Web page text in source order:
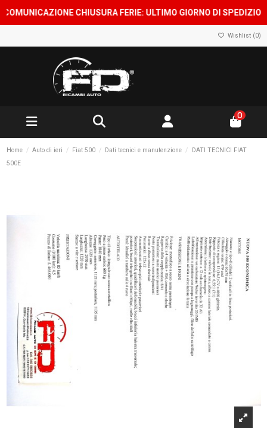
CHIUSURA FERIE: ULTIMO GIORNO DI
Wishlist (0)
0
Home Auto di ieri Fiat 500 Dati tecnici e manutenzione
DATI TECNICI FIAT
500E